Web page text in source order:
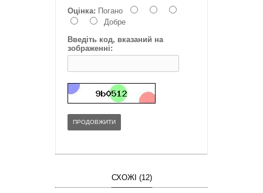
Оцінка: Погано
Добре
Введіть код, вказаний на
зображенні:
ПРОДОВЖИТИ
СХОЖІ (12)